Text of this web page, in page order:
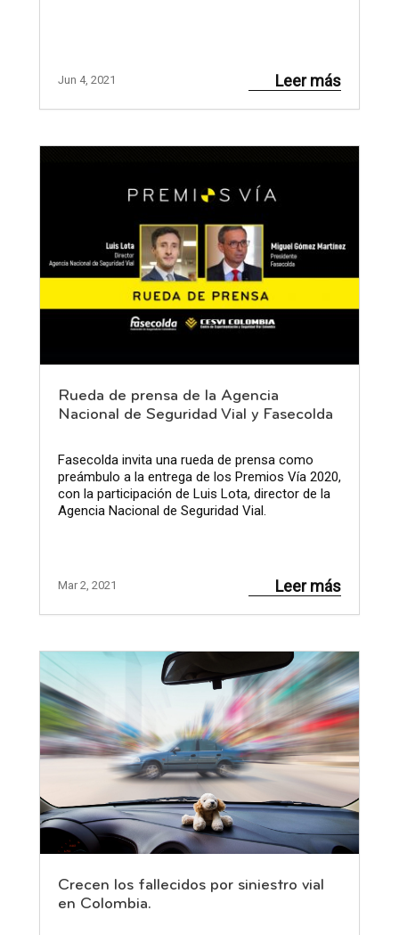
Jun 4, 2021 Leer más
Rueda de prensa de la Agencia
Nacional de Seguridad Vial y Fasecolda
Fasecolda invita una rueda de prensa como
preámbulo a la entrega de los Premios Vía 2020,
con la participación de Luis Lota, director de la
Agencia Nacional de Seguridad Vial.
Mar 2, 2021 Leer más
Crecen los fallecidos por siniestro vial
en Colombia.